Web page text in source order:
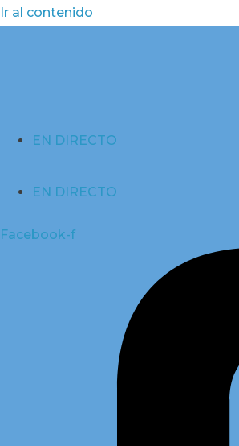
Ir al contenido
EN DIRECTO
EN DIRECTO
Facebook-f